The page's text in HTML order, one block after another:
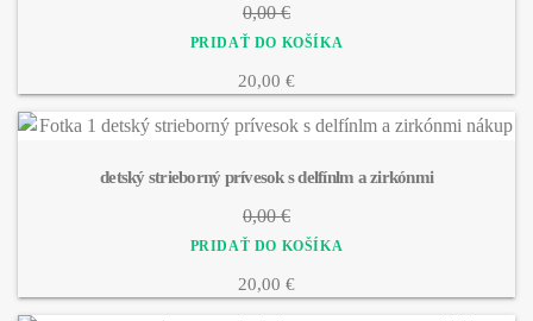
0,00 €
20,00 €
detský strieborný prívesok s delfínlm a zirkónmi
0,00 €
20,00 €